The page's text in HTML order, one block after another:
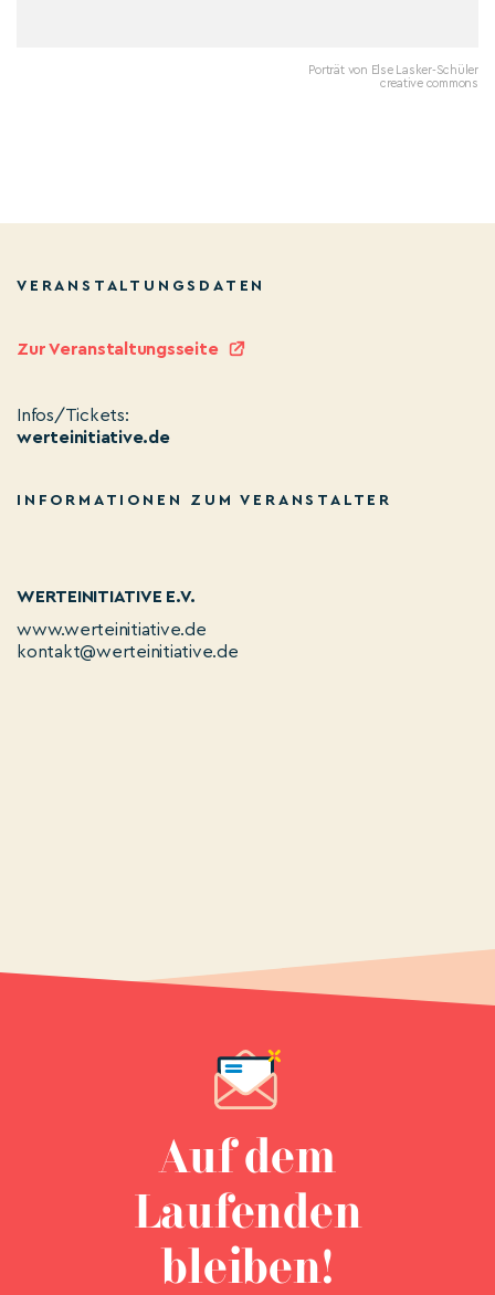
Porträt von Else Lasker-Schüler
creative commons
VERANSTALTUNGSDATEN
Zur Veranstaltungsseite
Infos/Tickets:
werteinitiative.de
INFORMATIONEN ZUM VERANSTALTER
WERTEINITIATIVE E.V.
www.werteinitiative.de
kontakt@werteinitiative.de
Auf dem
Laufenden
bleiben!